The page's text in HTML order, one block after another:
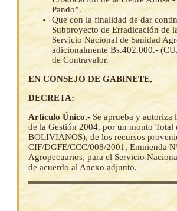
Pando”.
Que con la finalidad de dar
Subproyecto de Erradicación de
Servicio Nacional de Sanidad
adicionalmente Bs.402.000.-
de Contravalor.
EN CONSEJO DE GABINETE,
DECRETA:
Artículo Único.- Se aprueba y autoriza
de la Gestión 2004, por un monto
BOLIVIANOS), de los recursos
CIF/DGFE/CCC/008/2001, Enmienda
Agropecuarios, para el Servicio
de acuerdo al Anexo adjunto.